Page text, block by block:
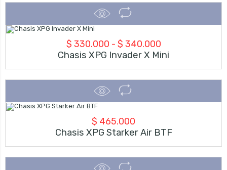
$ 330.000 - $ 340.000Rango
de
Chasis XPG Invader X Mini
$ 465.000
Chasis XPG Starker Air BTF